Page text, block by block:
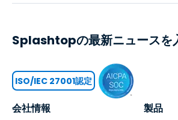
会社情報 製品
Splashtopの最新ニュースを
ISO/IEC 27001認定